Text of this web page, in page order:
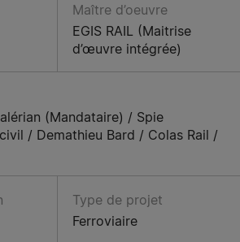
Maître d’oeuvre
EGIS RAIL (Maitrise
d’œuvre intégrée)
(Mandataire) / Spie
/ Demathieu Bard / Colas Rail /
Type de projet
Ferroviaire